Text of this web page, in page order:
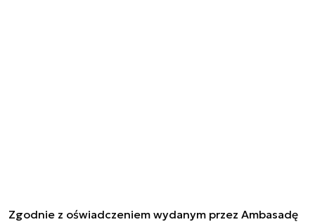
Zgodnie z oświadczeniem wydanym przez Ambasadę